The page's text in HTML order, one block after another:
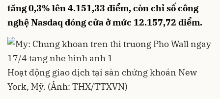
tăng 0,3% lên 4.151,33 điểm, còn chỉ số công
nghệ Nasdaq đóng cửa ở mức 12.157,72 điểm.
Hoạt động giao dịch tại sàn chứng khoán New
York, Mỹ. (Ảnh: THX/TTXVN)